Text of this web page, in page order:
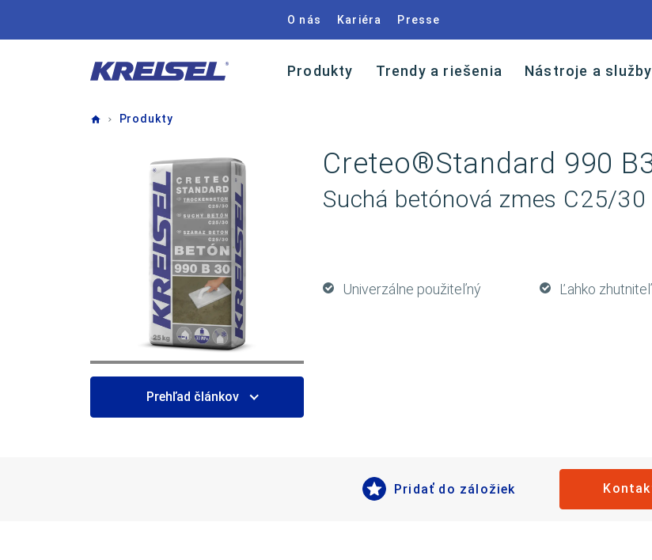
O nás Kariéra Presse
Produkty Trendy a riešenia Nástroje a služby
HomeProdukty
Creteo®Standard 990
Suchá betónová zmes C25/30
Univerzálne použiteľný Ľahko
Prehľad článkov
Pridať do záložiek